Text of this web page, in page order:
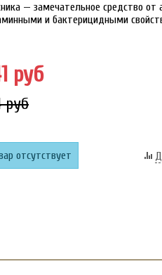
— замечательное средство
и бактерицидными
руб
руб
отсутствует